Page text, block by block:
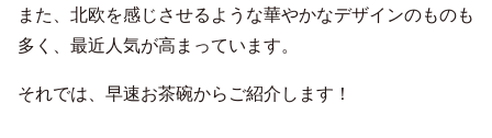
また、北欧を感じさせるような華やかなデザインのものも
多く、最近人気が高まっています。
それでは、早速お茶碗からご紹介します！